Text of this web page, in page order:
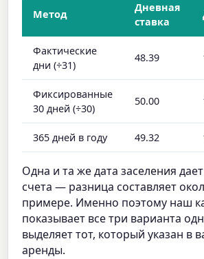
Метод
Дневная
ставка
Фактические
дни (÷31)
48.39
Фиксированные
30 дней (÷30)
50.00
365 дней в году 49.32
Одна и та же дата заселения
счета — разница составляет
примере. Именно поэтому наш
показывает все три варианта
выделяет тот, который указан в
аренды.